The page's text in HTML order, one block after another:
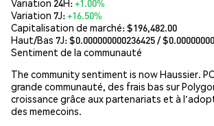
Variation 7J:+16.50%
Capitalisation de marché:$196,482.00
Haut/Bas 7J: $0.000000000236425 / $
Sentiment de la communauté
The community sentiment is now Haussier.
grande communauté, des frais bas sur
croissance grâce aux partenariats et à
des memecoins.